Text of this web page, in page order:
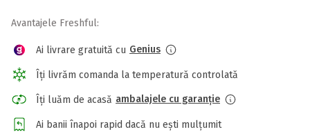
Avantajele Freshful:
Ai livrare gratuită cu Genius
Îți livrăm comanda la temperatură controlată
Îți luăm de acasă ambalajele cu garanție
Ai banii înapoi rapid dacă nu ești mulțumit